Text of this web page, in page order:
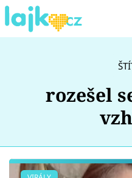
rozešel